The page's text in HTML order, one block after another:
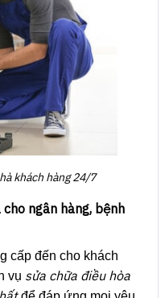
khách hàng 24/7
ngân hàng, bệnh
cấp đến cho khách
vụ sửa chữa điều hòa